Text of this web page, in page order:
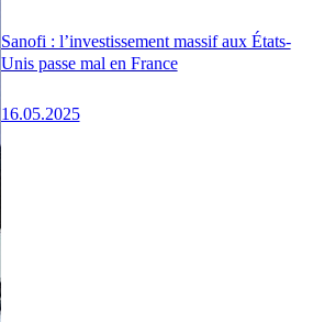
Sanofi : l’investissement massif aux États-
Unis passe mal en France
16.05.2025